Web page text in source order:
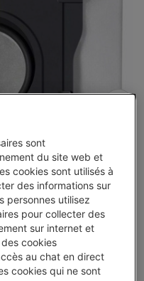
sont
du site web et
cookies sont utilisés à
des informations sur
personnes utilisez
pour collecter des
sur internet et
cookies
au chat en direct
cookies qui ne sont